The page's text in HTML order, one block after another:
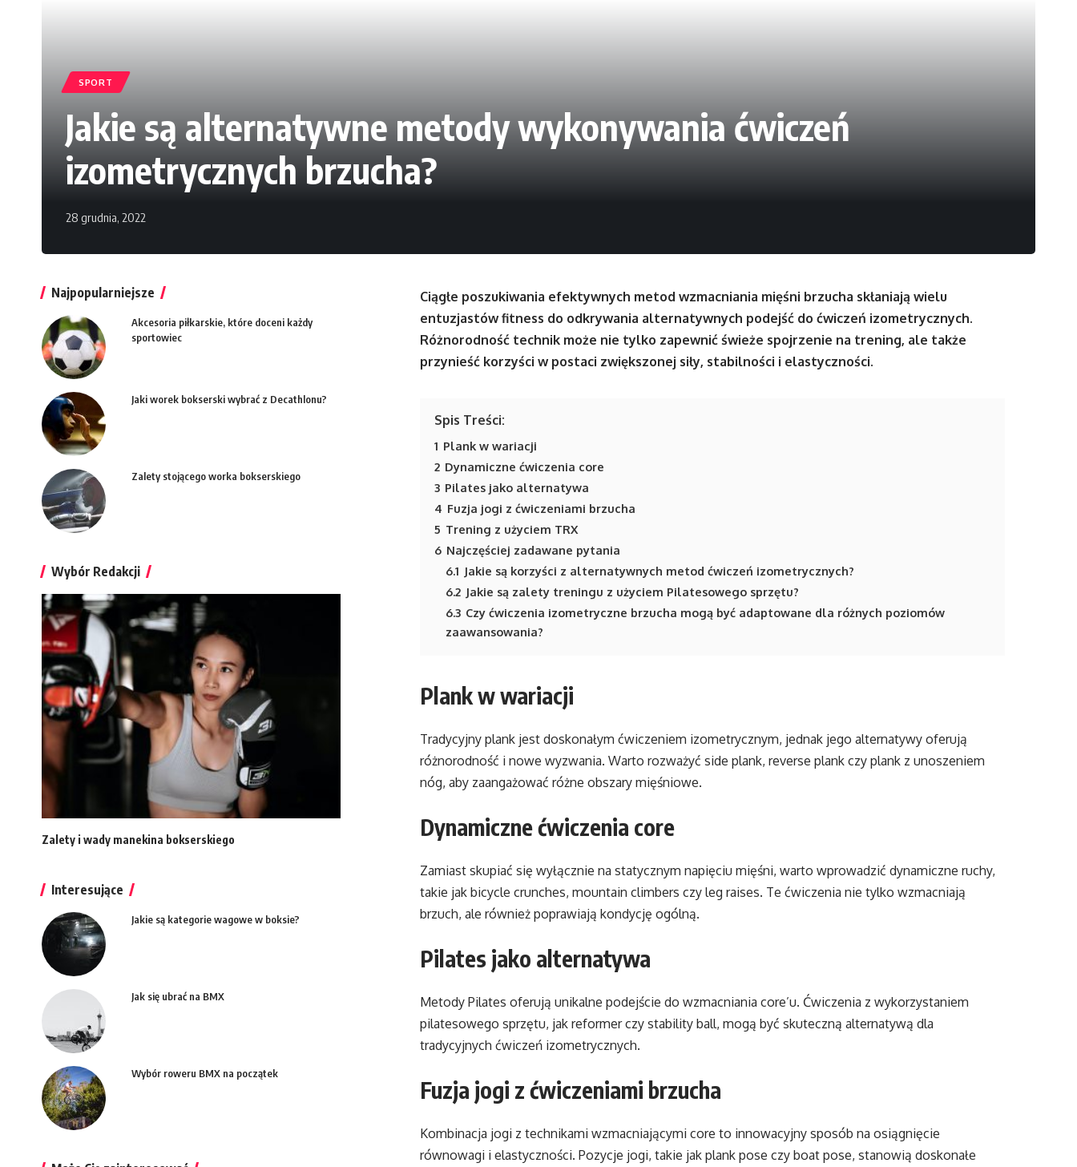
SPORT
Jakie są alternatywne metody wykonywania ćwiczeń
izometrycznych brzucha?
28 grudnia, 2022
Ciągłe poszukiwania efektywnych metod wzmacniania mięśni brzucha skłaniają wielu
entuzjastów fitness do odkrywania alternatywnych podejść do ćwiczeń izometrycznych.
Różnorodność technik może nie tylko zapewnić świeże spojrzenie na trening, ale także
przynieść korzyści w postaci zwiększonej siły, stabilności i elastyczności.
Spis Treści:
1 Plank w wariacji
2 Dynamiczne ćwiczenia core
3 Pilates jako alternatywa
4 Fuzja jogi z ćwiczeniami brzucha
5 Trening z użyciem TRX
6 Najczęściej zadawane pytania
6.1 Jakie są korzyści z alternatywnych metod ćwiczeń izometrycznych?
6.2 Jakie są zalety treningu z użyciem Pilatesowego sprzętu?
6.3 Czy ćwiczenia izometryczne brzucha mogą być adaptowane dla różnych poziomów
zaawansowania?
Plank w wariacji
Tradycyjny plank jest doskonałym ćwiczeniem izometrycznym, jednak jego alternatywy oferują
różnorodność i nowe wyzwania. Warto rozważyć side plank, reverse plank czy plank z unoszeniem
nóg, aby zaangażować różne obszary mięśniowe.
Dynamiczne ćwiczenia core
Zamiast skupiać się wyłącznie na statycznym napięciu mięśni, warto wprowadzić dynamiczne ruchy,
takie jak bicycle crunches, mountain climbers czy leg raises. Te ćwiczenia nie tylko wzmacniają
brzuch, ale również poprawiają kondycję ogólną.
Pilates jako alternatywa
Metody Pilates oferują unikalne podejście do wzmacniania core’u. Ćwiczenia z wykorzystaniem
pilatesowego sprzętu, jak reformer czy stability ball, mogą być skuteczną alternatywą dla
tradycyjnych ćwiczeń izometrycznych.
Fuzja jogi z ćwiczeniami brzucha
Kombinacja jogi z technikami wzmacniającymi core to innowacyjny sposób na osiągnięcie
równowagi i elastyczności. Pozycje jogi, takie jak plank pose czy boat pose, stanowią doskonałe
Najpopularniejsze
Akcesoria piłkarskie, które doceni każdy
sportowiec
Jaki worek bokserski wybrać z Decathlonu?
Zalety stojącego worka bokserskiego
Wybór Redakcji
Zalety i wady manekina bokserskiego
Interesujące
Jakie są kategorie wagowe w boksie?
Jak się ubrać na BMX
Wybór roweru BMX na początek